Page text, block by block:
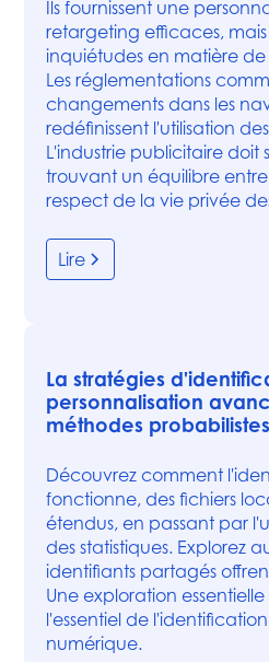
Ils fournissent une
retargeting efficaces,
inquiétudes en matière
Les réglementations
changements dans les
redéfinissent l'utilisation
L'industrie publicitaire doit
trouvant un équilibre
respect de la vie privée
Lire
La stratégies
personnalisation
méthodes
Découvrez comment
fonctionne, des fichiers
étendus, en passant par
des statistiques. Explorez
identifiants partagés
Une exploration
l'essentiel de
numérique.